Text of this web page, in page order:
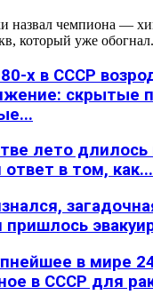
назвал чемпиона —
который уже
х в СССР
скрытые
лето длилось
в том, как...
в мире
в СССР для